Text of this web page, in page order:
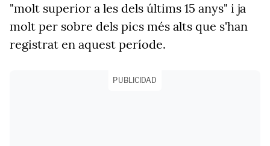
"molt superior a les dels últims 15 anys" i ja
molt per sobre dels pics més alts que s'han
registrat en aquest període.
PUBLICIDAD